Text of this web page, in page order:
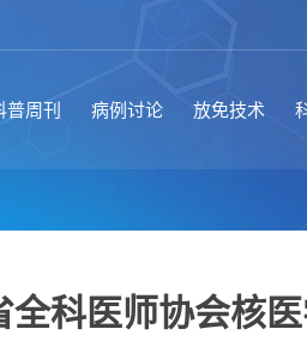
普周刊 病例讨论 放免技术
科医师协会核